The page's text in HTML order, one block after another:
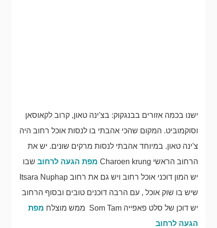
ישנו בכמה אזורים בבנגקוק: בצ'ינה טאון, קרוב לקאוסאן
וסוקמוביט. המקום שהכי אהבתי בו לנסות אוכל רחוב היה
צ'ינה טאון. במיוחד אהבתי לנסות מרקים שונים. יש את
הרחוב הראשי Charoen krung
מפת הגעה לרחוב שבו
יש המון דוכני אוכל רחוב ויש גם את רחוב Itsara Nuphap
שיש בו שוק אוכל , עם הרבה דוכנים טובים ובסוף הרחוב
יש דוכן של סלט פאפייה Som Tam ממש מוצלח
מפת
הגעה לרחוב